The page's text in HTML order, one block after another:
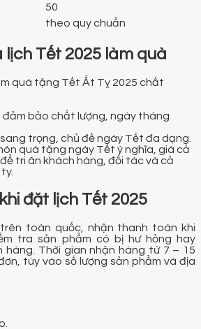
50
theo quy chuẩn
lịch Tết 2025 làm quà
quà tặng Tết Ất Tỵ 2025 chất
đảm bảo chất lượng, ngày tháng
trọng, chủ đề ngày Tết đa dạng.
quà tặng ngày Tết ý nghĩa, giá cả
tri ân khách hàng, đối tác và cả
đặt lịch Tết 2025
toàn quốc, nhận thanh toán khi
tra sản phẩm có bị hư hỏng hay
hàng. Thời gian nhận hàng từ 7 – 15
tùy vào số lượng sản phẩm và địa